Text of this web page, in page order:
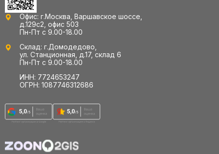
Офис: г.Москва, Варшавское шоссе,
д.129с2, офис 503
Пн-Пт с 9.00-18.00
Склад: г.Домодедово,
ул. Станционная, д.17, склад 6
Пн-Пт с 9.00-18.00
ИНН: 7724653247
ОГРН: 1087746312686